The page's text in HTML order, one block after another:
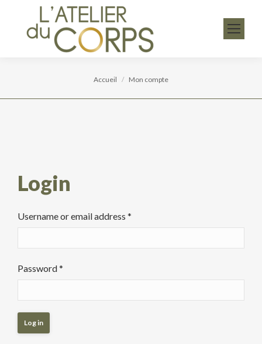
Vous êtes ici :
Accueil Mon compte
Login
Username or email address *
Password*
Log in